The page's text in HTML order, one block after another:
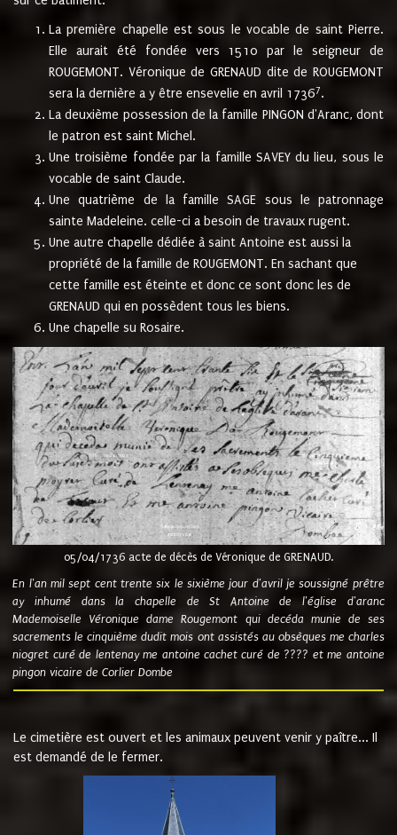
La première chapelle est sous le vocable de saint Pierre.
Elle aurait été fondée vers 1510 par le seigneur de
ROUGEMONT. Véronique de GRENAUD dite de ROUGEMONT
sera la dernière a y être ensevelie en avril 17367.
La deuxième possession de la famille PINGON d'Aranc, dont
le patron est saint Michel.
Une troisième fondée par la famille SAVEY du lieu, sous le
vocable de saint Claude.
Une quatrième de la famille SAGE sous le patronnage
sainte Madeleine. celle-ci a besoin de travaux rugent.
Une autre chapelle dédiée à saint Antoine est aussi la
propriété de la famille de ROUGEMONT. En sachant que
cette famille est éteinte et donc ce sont donc les de
GRENAUD qui en possèdent tous les biens.
Une chapelle su Rosaire.
05/04/1736 acte de décès de Véronique de GRENAUD.
En l'an mil sept cent trente six le sixième jour d'avril je soussigné prêtre
ay inhumé dans la chapelle de St Antoine de l'église d'aranc
Mademoiselle Véronique dame Rougemont qui decéda munie de ses
sacrements le cinquième dudit mois ont assistés au obsèques me charles
niogret curé de lentenay me antoine cachet curé de ???? et me antoine
pingon vicaire de Corlier Dombe
Le cimetière est ouvert et les animaux peuvent venir y paître... Il
est demandé de le fermer.